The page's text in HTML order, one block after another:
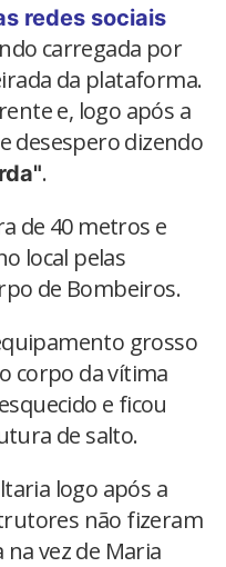
redes sociais
carregada por
da plataforma.
e, logo após a
desespero dizendo
.
de 40 metros e
local pelas
de Bombeiros.
grosso
corpo da vítima
e ficou
de salto.
logo após a
não fizeram
vez de Maria